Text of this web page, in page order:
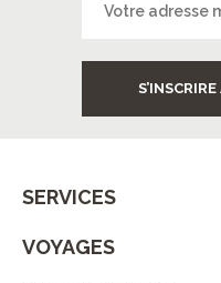
SERVICES
VOYAGES